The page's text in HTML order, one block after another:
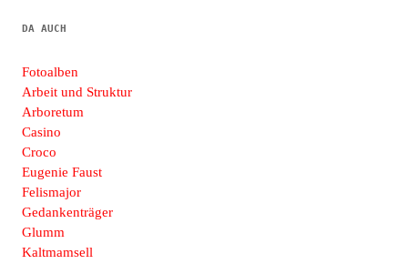
DA AUCH
Fotoalben
Arbeit und Struktur
Arboretum
Casino
Croco
Eugenie Faust
Felismajor
Gedankenträger
Glumm
Kaltmamsell